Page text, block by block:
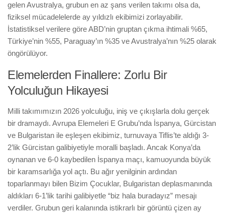
gelen Avustralya, grubun en az şans verilen takımı olsa da,
fiziksel mücadelelerde ay yıldızlı ekibimizi zorlayabilir.
İstatistiksel verilere göre ABD’nin gruptan çıkma ihtimali %65,
Türkiye’nin %55, Paraguay’ın %35 ve Avustralya’nın %25 olarak
öngörülüyor.
Elemelerden Finallere: Zorlu Bir
Yolculuğun Hikayesi
Milli takımımızın 2026 yolculuğu, iniş ve çıkışlarla dolu gerçek
bir dramaydı. Avrupa Elemeleri E Grubu’nda İspanya, Gürcistan
ve Bulgaristan ile eşleşen ekibimiz, turnuvaya Tiflis’te aldığı 3-
2’lik Gürcistan galibiyetiyle moralli başladı. Ancak Konya’da
oynanan ve 6-0 kaybedilen İspanya maçı, kamuoyunda büyük
bir karamsarlığa yol açtı. Bu ağır yenilginin ardından
toparlanmayı bilen Bizim Çocuklar, Bulgaristan deplasmanında
aldıkları 6-1’lik tarihi galibiyetle “biz hala buradayız” mesajı
verdiler. Grubun geri kalanında istikrarlı bir görüntü çizen ay